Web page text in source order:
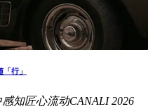
行」
知匠心流动CANALI 2026